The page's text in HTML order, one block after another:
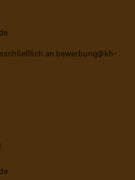
an bewerbung@kh-